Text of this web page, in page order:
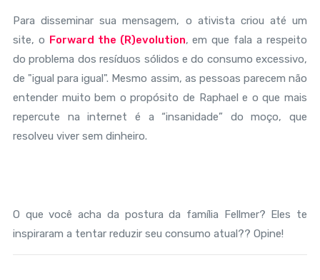
Para disseminar sua mensagem, o ativista criou até um
site, o Forward the (R)evolution, em que fala a respeito
do problema dos resíduos sólidos e do consumo excessivo,
de "igual para igual". Mesmo assim, as pessoas parecem não
entender muito bem o propósito de Raphael e o que mais
repercute na internet é a “insanidade” do moço, que
resolveu viver sem dinheiro.
O que você acha da postura da família Fellmer? Eles te
inspiraram a tentar reduzir seu consumo atual?? Opine!